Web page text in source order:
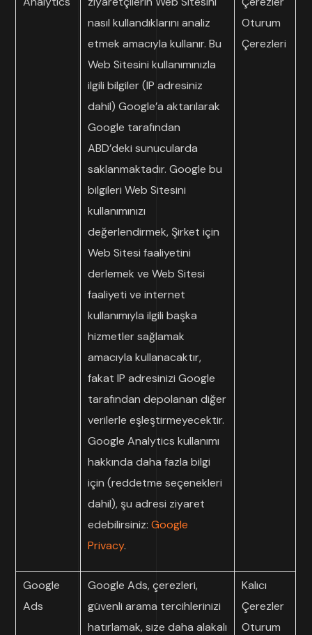
nasıl kullandıklarını analiz
etmek amacıyla kullanır. Bu
Web Sitesini kullanımınızla
ilgili bilgiler (IP adresiniz
dahil) Google’a aktarılarak
Google tarafından
ABD’deki sunucularda
saklanmaktadır. Google bu
bilgileri Web Sitesini
kullanımınızı
değerlendirmek, Şirket için
Web Sitesi faaliyetini
derlemek ve Web Sitesi
faaliyeti ve internet
kullanımıyla ilgili başka
hizmetler sağlamak
amacıyla kullanacaktır,
fakat IP adresinizi Google
tarafından depolanan diğer
verilerle eşleştirmeyecektir.
Google Analytics kullanımı
hakkında daha fazla bilgi
için (reddetme seçenekleri
dahil), şu adresi ziyaret
edebilirsiniz:Google
Privacy.
Oturum
Çerezleri
Google
Ads
Google Ads, çerezleri,
güvenli arama tercihlerinizi
hatırlamak, size daha alakalı
Kalıcı
Çerezler
Oturum